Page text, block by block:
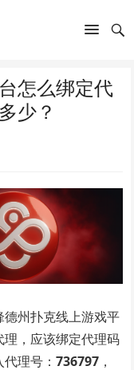
怎么绑定代
少？
州扑克线上游戏平
，应该绑定代理码
代理号：736797 ，